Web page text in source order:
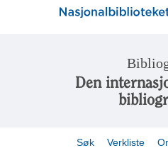
Den
Søk Verkliste